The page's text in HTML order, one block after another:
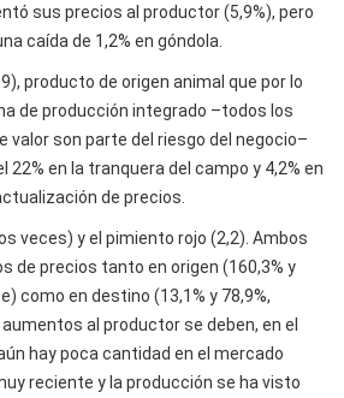
sus precios al productor (5,9%), pero
caída de 1,2% en góndola.
producto de origen animal que por lo
de producción integrado –todos los
valor son parte del riesgo del negocio–
en la tranquera del campo y 4,2% en
de precios.
veces) y el pimiento rojo (2,2). Ambos
de precios tanto en origen (160,3% y
como en destino (13,1% y 78,9%,
al productor se deben, en el
hay poca cantidad en el mercado
reciente y la producción se ha visto